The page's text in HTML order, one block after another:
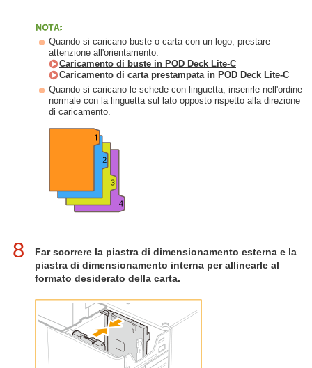
Quando si caricano buste o carta con un logo, prestare
attenzione all'orientamento.
Caricamento di buste in POD Deck Lite-C
Caricamento di carta prestampata in POD Deck Lite-C
Quando si caricano le schede con linguetta, inserirle nell'ordine
normale con la linguetta sul lato opposto rispetto alla direzione
di caricamento.
8
Far scorrere la piastra di dimensionamento esterna e la
piastra di dimensionamento interna per allinearle al
formato desiderato della carta.